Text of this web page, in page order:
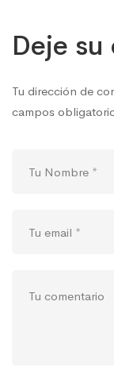
Deje
Tu dirección de
campos